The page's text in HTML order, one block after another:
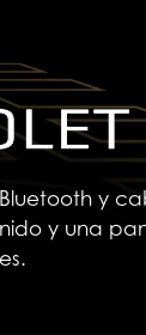
Bluetooth y
y una